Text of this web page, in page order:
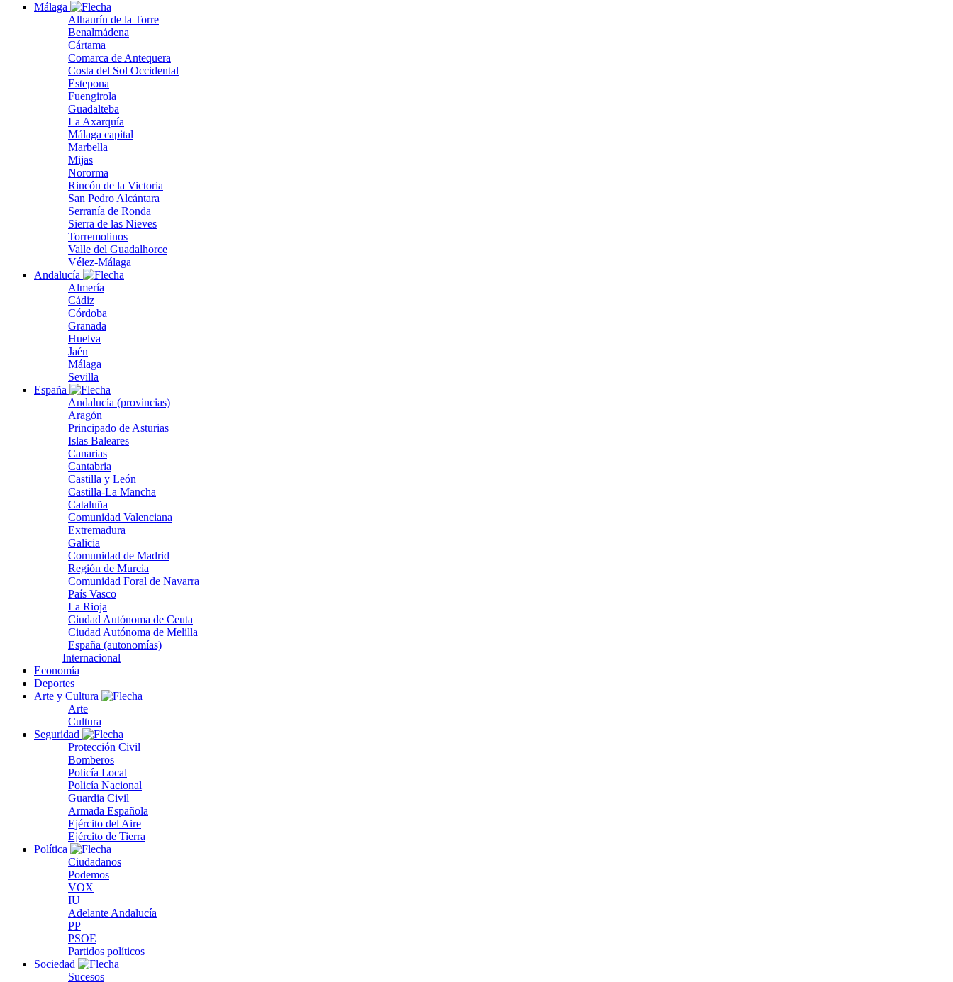
Málaga
Alhaurín de la Torre
Benalmádena
Cártama
Comarca de Antequera
Costa del Sol Occidental
Estepona
Fuengirola
Guadalteba
La Axarquía
Málaga capital
Marbella
Mijas
Nororma
Rincón de la Victoria
San Pedro Alcántara
Serranía de Ronda
Sierra de las Nieves
Torremolinos
Valle del Guadalhorce
Vélez-Málaga
Andalucía
Almería
Cádiz
Córdoba
Granada
Huelva
Jaén
Málaga
Sevilla
España
Andalucía (provincias)
Aragón
Principado de Asturias
Islas Baleares
Canarias
Cantabria
Castilla y León
Castilla-La Mancha
Cataluña
Comunidad Valenciana
Extremadura
Galicia
Comunidad de Madrid
Región de Murcia
Comunidad Foral de Navarra
País Vasco
La Rioja
Ciudad Autónoma de Ceuta
Ciudad Autónoma de Melilla
España (autonomías)
Internacional
Economía
Deportes
Arte y Cultura
Arte
Cultura
Seguridad
Protección Civil
Bomberos
Policía Local
Policía Nacional
Guardia Civil
Armada Española
Ejército del Aire
Ejército de Tierra
Política
Ciudadanos
Podemos
VOX
IU
Adelante Andalucía
PP
PSOE
Partidos políticos
Sociedad
Sucesos